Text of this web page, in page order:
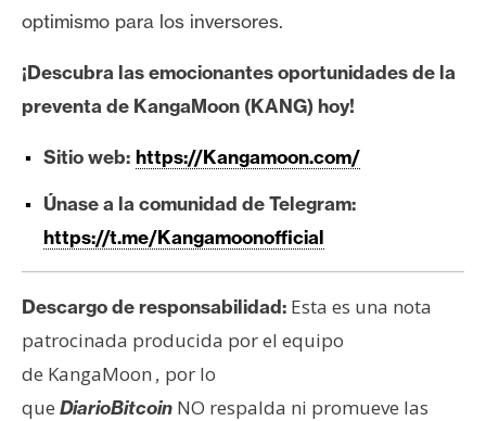
optimismo para los inversores.
¡Descubra las emocionantes oportunidades de la
preventa de KangaMoon (KANG) hoy!
Sitio web: https://Kangamoon.com/
Únase a la comunidad de Telegram:
https://t.me/Kangamoonofficial
Descargo de responsabilidad: Esta es una nota
patrocinada producida por el equipo
de KangaMoon , por lo
que DiarioBitcoin NO respalda ni promueve las